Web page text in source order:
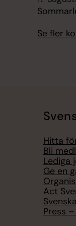
Se fler
Hitta
Bli
Lediga
Ge en
Act
Press